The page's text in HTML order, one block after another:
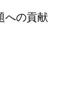
への貢献